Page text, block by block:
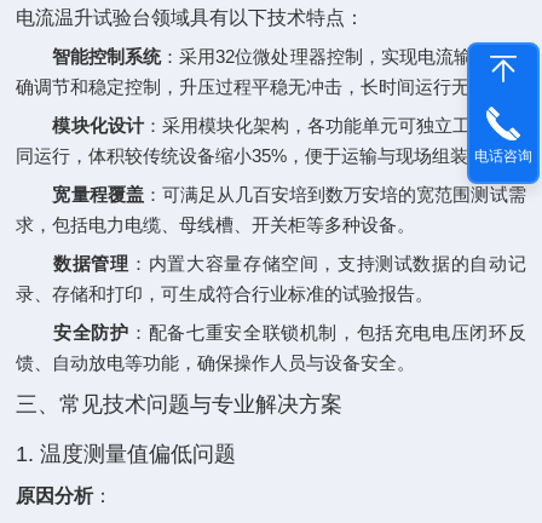
电流温升试验台领域具有以下技术特点：
智能控制系统‌：采用32位微处理器控制，实现电流输出的精
确调节和稳定控制，升压过程平稳无冲击，长时间运行无漂移。
模块化设计‌：采用模块化架构，各功能单元可独立工作或协
同运行，体积较传统设备缩小35%，便于运输与现场组装。
宽量程覆盖‌：可满足从几百安培到数万安培的宽范围测试需
求，包括电力电缆、母线槽、开关柜等多种设备。
数据管理 ‌：内置大容量存储空间，支持测试数据的自动记
录、存储和打印，可生成符合行业标准的试验报告。
安全防护 ‌：配备七重安全联锁机制，包括充电电压闭环反
馈、自动放电等功能，确保操作人员与设备安全。
三、常见技术问题与专业解决方案
1. 温度测量值偏低问题
原因分析‌：
电话咨询